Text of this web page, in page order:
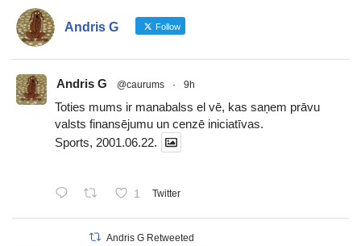
Andris G Follow
Andris G @caurums · 9h
Toties mums ir manabalss el vē, kas saņem prāvu
valsts finansējumu un cenzē iniciatīvas.
Sports, 2001.06.22.
1 Twitter
Andris G Retweeted